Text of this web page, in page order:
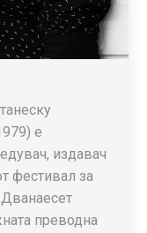
е
издавач
фестивал за
преводна